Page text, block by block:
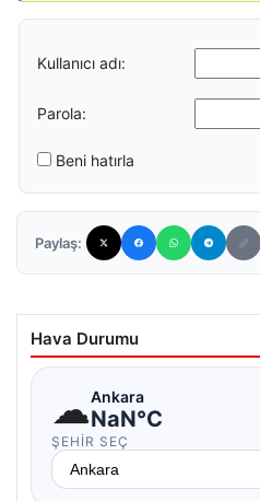
Kullanıcı adı:
Parola:
Beni hatırla
Paylaş:
Hava Durumu
☁Ankara
NaN°C
ŞEHIR SEÇ